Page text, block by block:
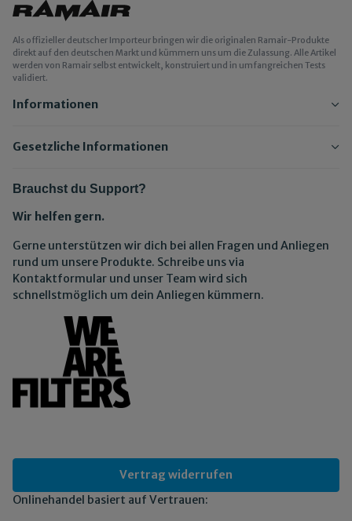
Als offizieller deutscher Importeur bringen wir die originalen Ramair-Produkte
direkt auf den deutschen Markt und kümmern uns um die Zulassung. Alle Artikel
werden von Ramair selbst entwickelt, konstruiert und in umfangreichen Tests
validiert.
Informationen
Gesetzliche Informationen
Brauchst du Support?
Wir helfen gern.
Gerne unterstützen wir dich bei allen Fragen und Anliegen
rund um unsere Produkte. Schreibe uns via
Kontaktformular und unser Team wird sich
schnellstmöglich um dein Anliegen kümmern.
Vertrag widerrufen
Onlinehandel basiert auf Vertrauen: